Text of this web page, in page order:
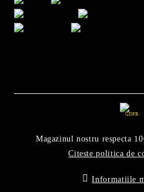
GDPR
Magazinul nostru respecta
Citeste politica de
Informatiile